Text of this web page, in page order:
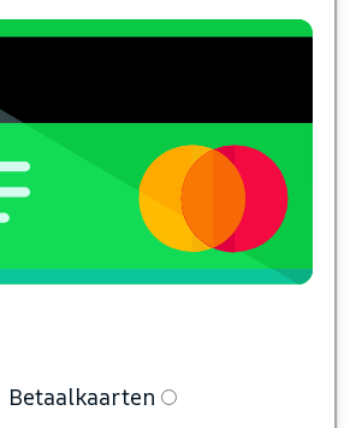
Betaalkaarten